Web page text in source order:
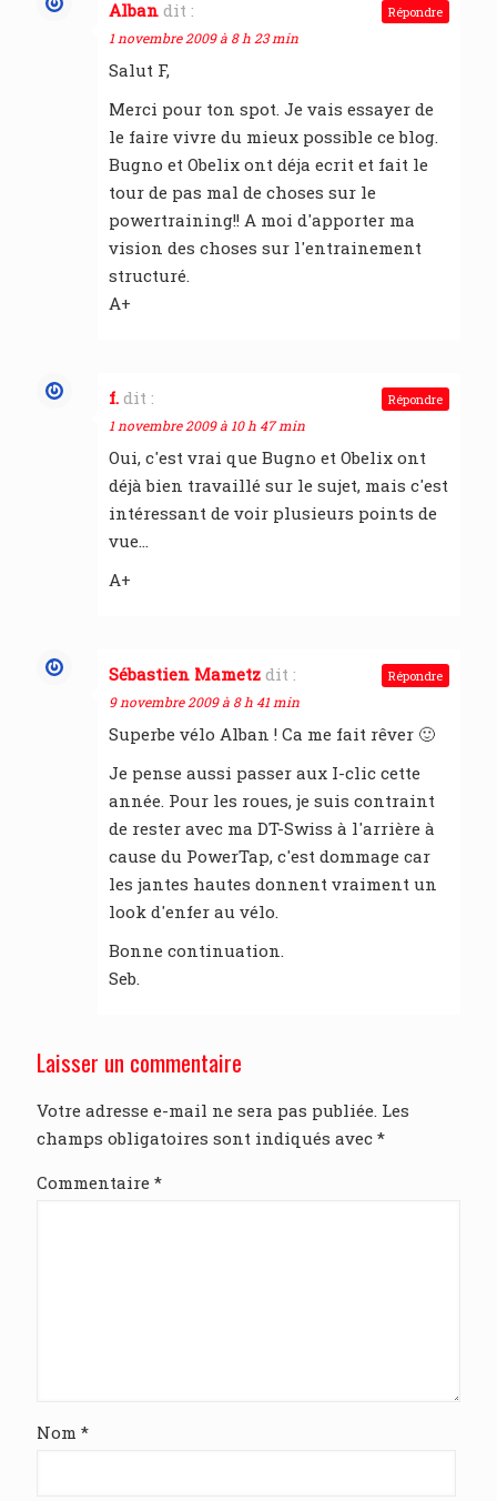
Alban dit :
1 novembre 2009 à 8 h 23 min
Salut F,
Merci pour ton spot. Je vais essayer de
le faire vivre du mieux possible ce blog.
Bugno et Obelix ont déja ecrit et fait le
tour de pas mal de choses sur le
powertraining!! A moi d'apporter ma
vision des choses sur l'entrainement
structuré.
A+
Répondre
f. dit :
1 novembre 2009 à 10 h 47 min
Oui, c'est vrai que Bugno et Obelix ont
déjà bien travaillé sur le sujet, mais c'est
intéressant de voir plusieurs points de
vue…
A+
Répondre
Sébastien Mametz dit :
9 novembre 2009 à 8 h 41 min
Superbe vélo Alban ! Ca me fait rêver 🙂
Je pense aussi passer aux I-clic cette
année. Pour les roues, je suis contraint
de rester avec ma DT-Swiss à l'arrière à
cause du PowerTap, c'est dommage car
les jantes hautes donnent vraiment un
look d'enfer au vélo.
Bonne continuation.
Seb.
Répondre
Laisser un commentaire
Votre adresse e-mail ne sera pas publiée. Les
champs obligatoires sont indiqués avec *
Commentaire *
Nom *